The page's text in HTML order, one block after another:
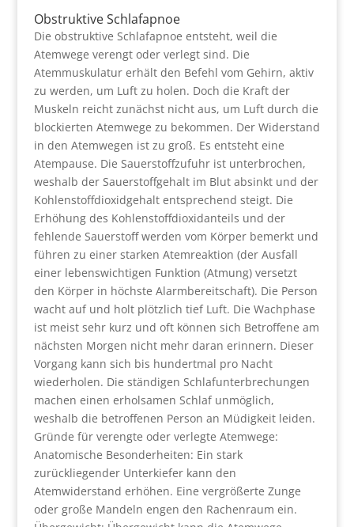
Obstruktive Schlafapnoe
Die obstruktive Schlafapnoe entsteht, weil die
Atemwege verengt oder verlegt sind. Die
Atemmuskulatur erhält den Befehl vom Gehirn, aktiv
zu werden, um Luft zu holen. Doch die Kraft der
Muskeln reicht zunächst nicht aus, um Luft durch die
blockierten Atemwege zu bekommen. Der Widerstand
in den Atemwegen ist zu groß. Es entsteht eine
Atempause. Die Sauerstoffzufuhr ist unterbrochen,
weshalb der Sauerstoffgehalt im Blut absinkt und der
Kohlenstoffdioxidgehalt entsprechend steigt. Die
Erhöhung des Kohlenstoffdioxidanteils und der
fehlende Sauerstoff werden vom Körper bemerkt und
führen zu einer starken Atemreaktion (der Ausfall
einer lebenswichtigen Funktion (Atmung) versetzt
den Körper in höchste Alarmbereitschaft). Die Person
wacht auf und holt plötzlich tief Luft. Die Wachphase
ist meist sehr kurz und oft können sich Betroffene am
nächsten Morgen nicht mehr daran erinnern. Dieser
Vorgang kann sich bis hundertmal pro Nacht
wiederholen. Die ständigen Schlafunterbrechungen
machen einen erholsamen Schlaf unmöglich,
weshalb die betroffenen Person an Müdigkeit leiden.
Gründe für verengte oder verlegte Atemwege:
Anatomische Besonderheiten: Ein stark
zurückliegender Unterkiefer kann den
Atemwiderstand erhöhen. Eine vergrößerte Zunge
oder große Mandeln engen den Rachenraum ein.